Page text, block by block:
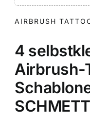
AIRBRUSH
4
Airbrush-